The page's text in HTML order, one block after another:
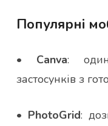
Популярні
• Canva: один
застосунків з
• PhotoGrid: